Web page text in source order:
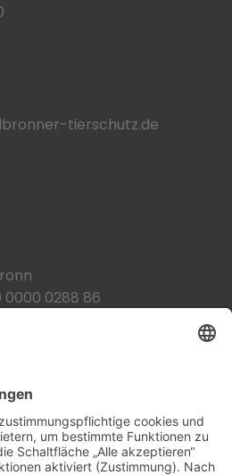
tierschutz.de
0000 0288 86